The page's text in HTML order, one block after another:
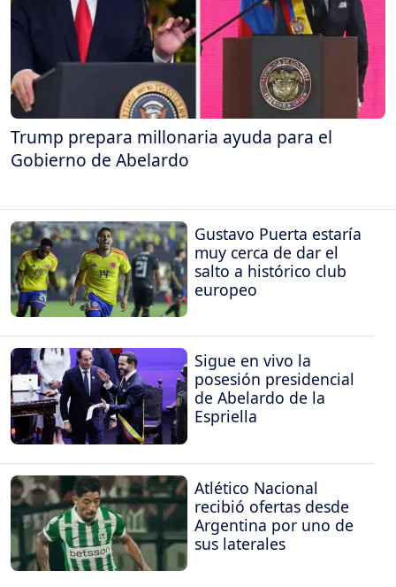
Trump prepara millonaria ayuda para el
Gobierno de Abelardo
Gustavo Puerta estaría
muy cerca de dar el
salto a histórico club
europeo
Sigue en vivo la
posesión presidencial
de Abelardo de la
Espriella
Atlético Nacional
recibió ofertas desde
Argentina por uno de
sus laterales